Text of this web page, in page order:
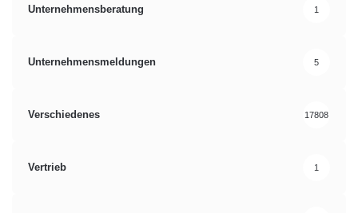
Unternehmensberatung 1
Unternehmensmeldungen 5
Verschiedenes 17808
Vertrieb 1